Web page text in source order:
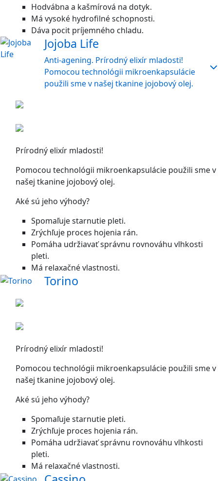
Hodvábna a kašmírová na dotyk.
Má vysoké hydrofilné schopnosti.
Dáva pocit príjemného chladu.
Jojoba Life
Anti-agening. Prírodný elixír mladosti!
Pomocou technológii mikroenkapsulácie
použili sme v našej tkanine jojobový olej.
Prírodný elixír mladosti!
Pomocou technológii mikroenkapsulácie použili sme v
našej tkanine jojobový olej.
Aké sú jeho výhody?
Spomaľuje starnutie pleti.
Zrýchľuje proces hojenia rán.
Pomáha udržiavať správnu rovnováhu vlhkosti
pleti.
Má relaxačné vlastnosti.
Torino
Prírodný elixír mladosti!
Pomocou technológii mikroenkapsulácie použili sme v
našej tkanine jojobový olej.
Aké sú jeho výhody?
Spomaľuje starnutie pleti.
Zrýchľuje proces hojenia rán.
Pomáha udržiavať správnu rovnováhu vlhkosti
pleti.
Má relaxačné vlastnosti.